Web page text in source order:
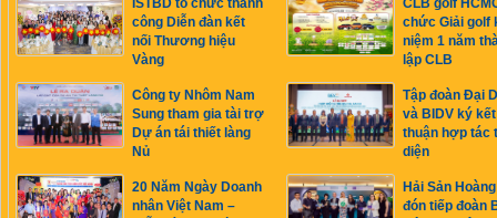
ISTBD tổ chức thành
công Diễn đàn kết
nối Thương hiệu
Vàng
CLB golf
chức Giải golf
niệm 1 năm
lập CLB
Công ty Nhôm Nam
Sung tham gia tài trợ
Dự án tái thiết làng
Nủ
Tập đoàn Đại
và BIDV ký
thuận hợp tác
diện
20 Năm Ngày Doanh
nhân Việt Nam –
Hải Sản
đón tiếp đoàn